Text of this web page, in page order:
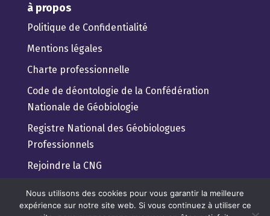
à propos
Politique de Confidentialité
Mentions légales
Charte professionnelle
Code de déontologie de la Confédération
Nationale de Géobiologie
Registre National des Géobiologues
Professionnels
Rejoindre la CNG
Trouver un géobiologue Professionnel
Nous utilisons des cookies pour vous garantir la meilleure
expérience sur notre site web. Si vous continuez à utiliser ce